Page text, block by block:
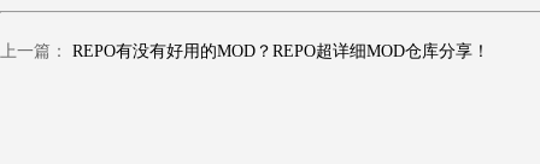
上一篇： REPO有没有好用的MOD？REPO超详细MOD仓库分享！